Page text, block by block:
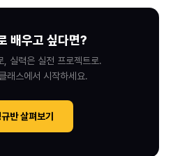
배우고 싶다면?
, 실력은 실전 프로젝트로.
래스에서 시작하세요.
반 살펴보기